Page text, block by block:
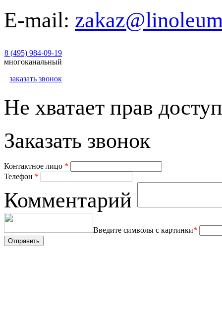
E-mail:
8 (495) 984-09-19
многоканальный
заказать звонок
Не хватает прав
Заказать звонок
Контактное лицо *
Телефон *
Комментарий
Введите символы с картинки*